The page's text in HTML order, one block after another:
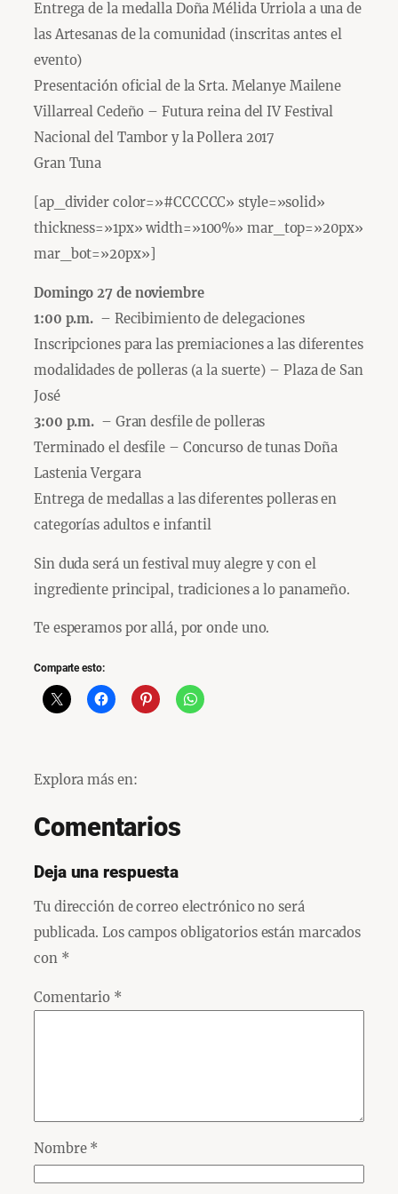
Entrega de la medalla Doña Mélida Urriola a una de
las Artesanas de la comunidad (inscritas antes el
evento)
Presentación oficial de la Srta. Melanye Mailene
Villarreal Cedeño – Futura reina del IV Festival
Nacional del Tambor y la Pollera 2017
Gran Tuna
[ap_divider color=»#CCCCCC» style=»solid»
thickness=»1px» width=»100%» mar_top=»20px»
mar_bot=»20px»]
Domingo 27 de noviembre
1:00 p.m. – Recibimiento de delegaciones
Inscripciones para las premiaciones a las diferentes
modalidades de polleras (a la suerte) – Plaza de San
José
3:00 p.m. – Gran desfile de polleras
Terminado el desfile – Concurso de tunas Doña
Lastenia Vergara
Entrega de medallas a las diferentes polleras en
categorías adultos e infantil
Sin duda será un festival muy alegre y con el
ingrediente principal, tradiciones a lo panameño.
Te esperamos por allá, por onde uno.
Comparte esto:
Explora más en:
Comentarios
Deja una respuesta
Tu dirección de correo electrónico no será
publicada. Los campos obligatorios están marcados
con *
Comentario *
Nombre *